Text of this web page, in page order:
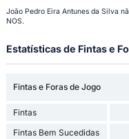
João Pedro Eira Antunes da Silva
NOS.
Estatísticas de Fintas e
Fintas e Foras de Jogo
Fintas
Fintas Bem Sucedidas